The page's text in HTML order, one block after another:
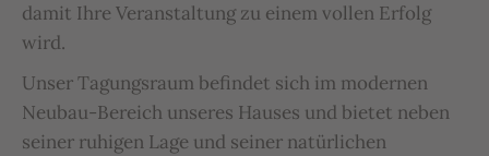
damit Ihre Veranstaltung zu einem vollen Erfolg
wird.
Unser Tagungsraum befindet sich im modernen
Neubau-Bereich unseres Hauses und bietet neben
seiner ruhigen Lage und seiner natürlichen